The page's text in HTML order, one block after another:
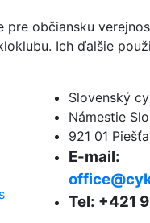
občiansku
Ich ďalšie
Slovenský
Námestie
921 01
E-mail:
Tel: +421